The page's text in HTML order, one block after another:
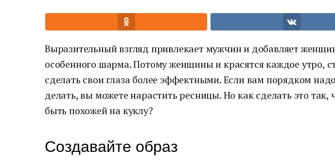
Выразительный взгляд привлекает мужчин и добавляет
особенного шарма. Потому женщины и красятся каждое утро,
сделать свои глаза более эффектными. Если вам порядком
делать, вы можете нарастить ресницы. Но как сделать это так,
быть похожей на куклу?
Создавайте образ